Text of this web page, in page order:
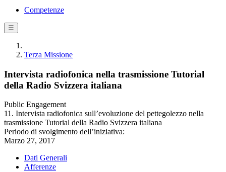
Competenze
☰
Terza Missione
Intervista radiofonica nella trasmissione Tutorial
della Radio Svizzera italiana
Public Engagement
11. Intervista radiofonica sull’evoluzione del pettegolezzo nella
trasmissione Tutorial della Radio Svizzera italiana
Periodo di svolgimento dell’iniziativa:
Marzo 27, 2017
Dati Generali
Afferenze